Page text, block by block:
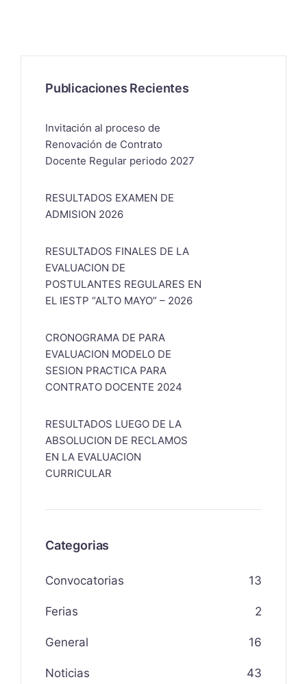
Publicaciones Recientes
Invitación al proceso de
Renovación de Contrato
Docente Regular periodo 2027
RESULTADOS EXAMEN DE
ADMISION 2026
RESULTADOS FINALES DE LA
EVALUACION DE
POSTULANTES REGULARES EN
EL IESTP “ALTO MAYO” – 2026
CRONOGRAMA DE PARA
EVALUACION MODELO DE
SESION PRACTICA PARA
CONTRATO DOCENTE 2024
RESULTADOS LUEGO DE LA
ABSOLUCION DE RECLAMOS
EN LA EVALUACION
CURRICULAR
Categorias
Convocatorias 13
Ferias 2
General 16
Noticias 43